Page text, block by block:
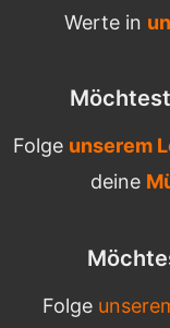
Werte in
Folge unserem
deine
Folge